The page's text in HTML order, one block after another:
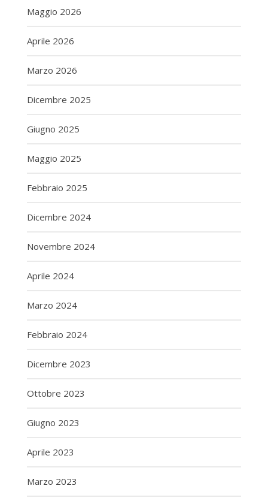
Maggio 2026
Aprile 2026
Marzo 2026
Dicembre 2025
Giugno 2025
Maggio 2025
Febbraio 2025
Dicembre 2024
Novembre 2024
Aprile 2024
Marzo 2024
Febbraio 2024
Dicembre 2023
Ottobre 2023
Giugno 2023
Aprile 2023
Marzo 2023